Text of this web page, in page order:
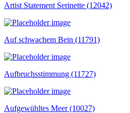
Artist Statement Serinette (12042)
Auf schwachem Bein (11791)
Aufbruchsstimmung (11727)
Aufgewühltes Meer (10027)